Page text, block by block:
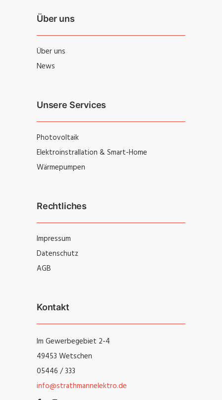
Über uns
Über uns
News
Unsere Services
Photovoltaik
Elektroinstrallation & Smart-Home
Wärmepumpen
Rechtliches
Impressum
Datenschutz
AGB
Kontakt
Im Gewerbegebiet 2-4
49453 Wetschen
05446 / 333
info@strathmannelektro.de